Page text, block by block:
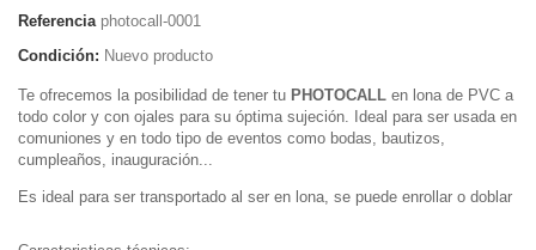
Referencia photocall-0001
Condición: Nuevo producto
Te ofrecemos la posibilidad de tener tu PHOTOCALL en lona de PVC a
todo color y con ojales para su óptima sujeción. Ideal para ser usada en
comuniones y en todo tipo de eventos como bodas, bautizos,
cumpleaños, inauguración...
Es ideal para ser transportado al ser en lona, se puede enrollar o doblar